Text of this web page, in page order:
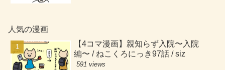
人気の漫画
【4コマ漫画】親知らず入院〜入院
編〜 / ねこくろにっき97話 / siz
591 views